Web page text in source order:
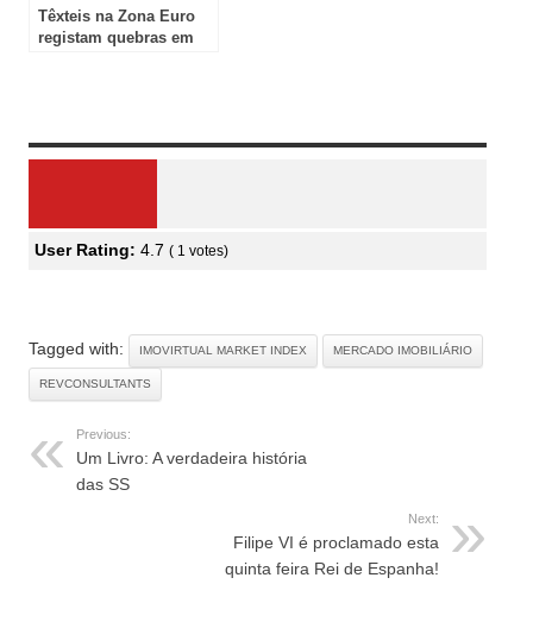
Têxteis na Zona Euro
registam quebras em
User Rating: 4.7 ( 1 votes)
Tagged with: IMOVIRTUAL MARKET INDEX MERCADO IMOBILIÁRIO
REVCONSULTANTS
Previous:
Um Livro: A verdadeira história
das SS
Next:
Filipe VI é proclamado esta
quinta feira Rei de Espanha!